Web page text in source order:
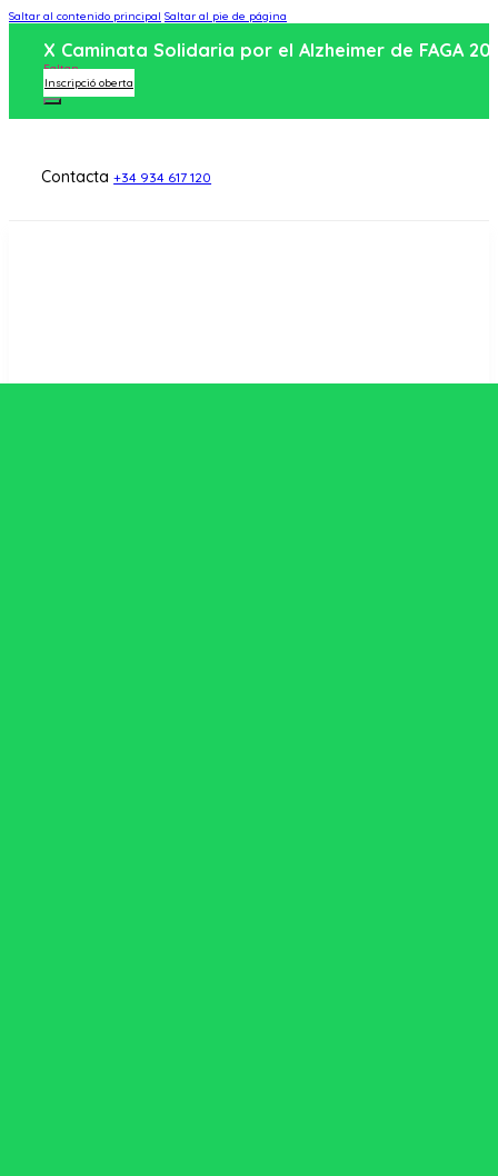
Saltar al contenido principal Saltar al pie de página
X Caminata Solidaria por el Alzheimer de FAGA
Faltan
Inscripció oberta
Contacta+34 934 617 120